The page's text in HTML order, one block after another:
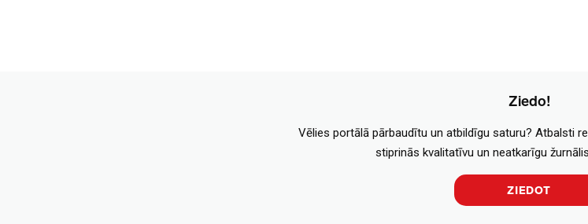
Ziedo!
Vēlies portālā pārbaudītu un atbildīgu saturu? Atbalsti
stiprinās kvalitatīvu un neatkarīgu
ZIEDOT